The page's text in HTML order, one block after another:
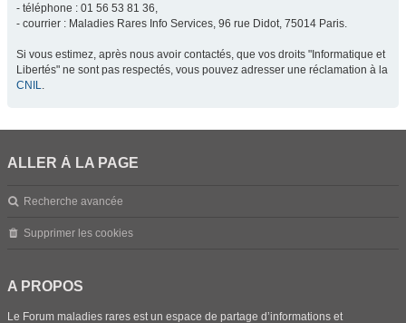
- téléphone : 01 56 53 81 36,
- courrier : Maladies Rares Info Services, 96 rue Didot, 75014 Paris.
Si vous estimez, après nous avoir contactés, que vos droits "Informatique et
Libertés" ne sont pas respectés, vous pouvez adresser une réclamation à la
CNIL.
ALLER À LA PAGE
Recherche avancée
Supprimer les cookies
A PROPOS
Le Forum maladies rares est un espace de partage d’informations et